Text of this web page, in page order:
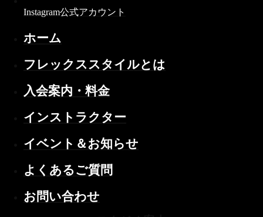
Instagram公式アカウント
ホーム
フレックススタイルとは
入会案内・料金
インストラクター
イベント＆お知らせ
よくあるご質問
お問い合わせ